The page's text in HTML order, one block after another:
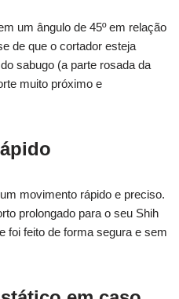
um ângulo de 45º em relação
de que o cortador esteja
sabugo (a parte rosada da
muito próximo e
movimento rápido e preciso.
prolongado para o seu Shih
foi feito de forma segura e sem